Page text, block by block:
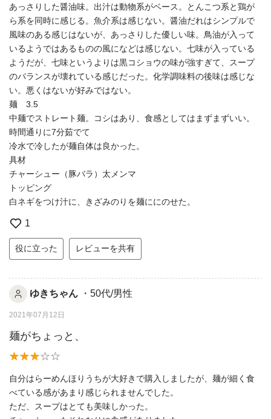
あっさりした醤油味。出汁は動物系がベース。とんこつ系と鶏が
ら系を同時に感じる。魚介系は感じない。醤油だれはシンプルで
風味のある感じはないが、あっさりした優しい味。鳥油が入って
いるようではあるものの風になどは感じない。七味が入っている
ようだが、七味というよりは黒コショウの味が強すぎて、スープ
のバランスが壊れている感じだった。化学調味料の後味は感じな
い。悪くはないが好みではない。
麺 3.5
中麺でストレート麺。コシはあり、食感としてはまずまずいい。
時間通りに7分茹でて
冷水で冷したが麺自体は良かった。
具材
チャーシュー（豚バラ）太メンマ
トッピング
白ネギをつけ汁に、きざみのりを麺ににのせた。
1
役に立った レビューを共有
ゆきちゃん ・50代/男性
2021年07月12日
麺がちょっと、
自分はらーめんほりうちが大好きで購入しましたが、麺が細く食
べている感があまり感じられませんでした。
ただ、スープはとても美味しかった。